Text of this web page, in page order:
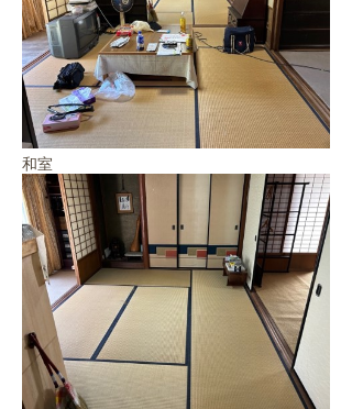
和室